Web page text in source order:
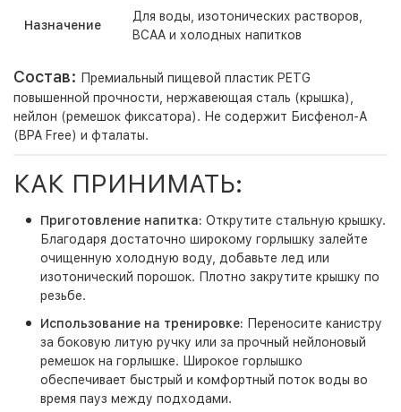
Назначение
Для воды, изотонических растворов,
BCAA и холодных напитков
Состав: Премиальный пищевой пластик PETG
повышенной прочности, нержавеющая сталь (крышка),
нейлон (ремешок фиксатора). Не содержит Бисфенол-А
(BPA Free) и фталаты.
КАК ПРИНИМАТЬ:
Приготовление напитка: Открутите стальную крышку.
Благодаря достаточно широкому горлышку залейте
очищенную холодную воду, добавьте лед или
изотонический порошок. Плотно закрутите крышку по
резьбе.
Использование на тренировке: Переносите канистру
за боковую литую ручку или за прочный нейлоновый
ремешок на горлышке. Широкое горлышко
обеспечивает быстрый и комфортный поток воды во
время пауз между подходами.